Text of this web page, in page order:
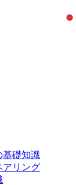
基礎知識
アリング